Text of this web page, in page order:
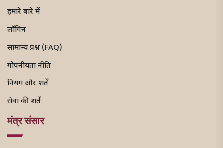
हमारे बारे में
लॉगिन
सामान्य प्रश्न (FAQ)
गोपनीयता नीति
नियम और शर्तें
सेवा की शर्तें
मंत्र संसार